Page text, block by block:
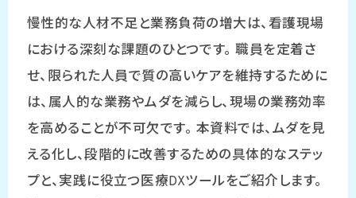
慢性的な人材不足と業務負荷の増大は、看護現場
における深刻な課題のひとつです。 職員を定着さ
せ、限られた人員で質の高いケアを維持するために
は、属人的な業務やムダを減らし、現場の業務効率
を高めることが不可欠です。 本資料では、ムダを見
える化し、段階的に改善するための具体的なステッ
プと、実践に役立つ医療DXツールをご紹介します。